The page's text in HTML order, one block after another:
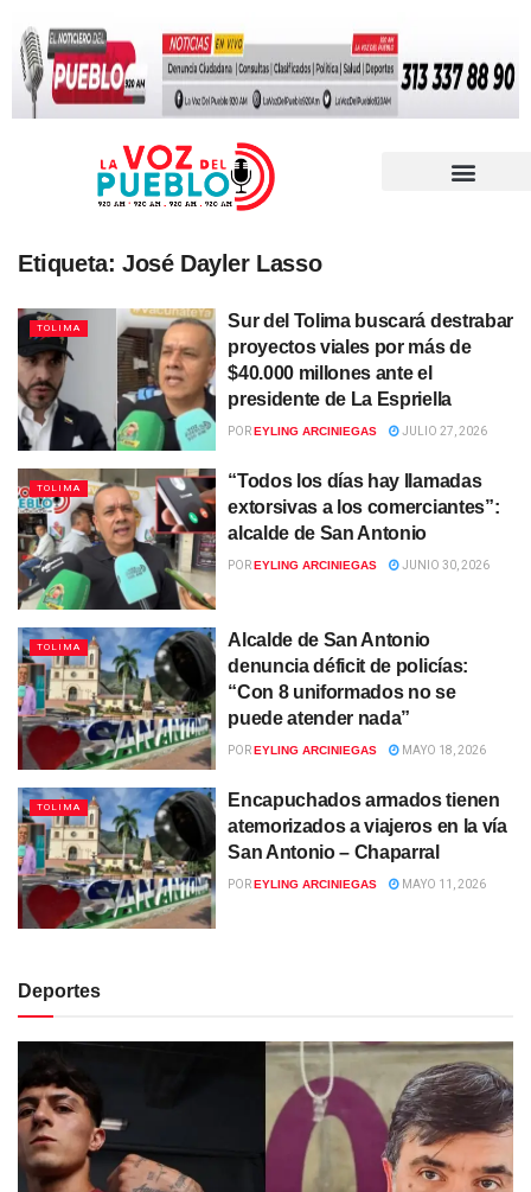
Etiqueta: José Dayler Lasso
TOLIMA
Sur del Tolima buscará destrabar
proyectos viales por más de
$40.000 millones ante el
presidente de La Espriella
POREYLING ARCINIEGAS JULIO 27, 2026
TOLIMA
“Todos los días hay llamadas
extorsivas a los comerciantes”:
alcalde de San Antonio
POREYLING ARCINIEGAS JUNIO 30, 2026
TOLIMA
Alcalde de San Antonio
denuncia déficit de policías:
“Con 8 uniformados no se
puede atender nada”
POREYLING ARCINIEGAS MAYO 18, 2026
TOLIMA
Encapuchados armados tienen
atemorizados a viajeros en la vía
San Antonio – Chaparral
POREYLING ARCINIEGAS MAYO 11, 2026
Deportes